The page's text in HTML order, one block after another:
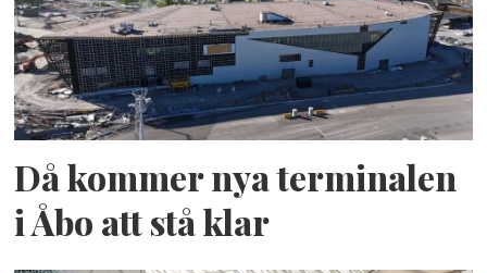
Då kommer nya terminalen
i Åbo att stå klar